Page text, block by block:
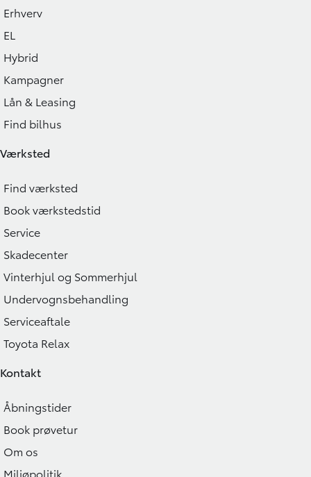
Erhverv
EL
Hybrid
Kampagner
Lån & Leasing
Find bilhus
Værksted
Find værksted
Book værkstedstid
Service
Skadecenter
Vinterhjul og Sommerhjul
Undervognsbehandling
Serviceaftale
Toyota Relax
Kontakt
Åbningstider
Book prøvetur
Om os
Miljøpolitik